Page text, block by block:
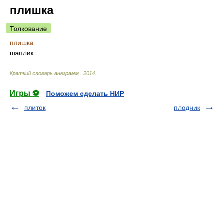
плишка
Толкование
плишка
шаплик
Краткий словарь анаграмм 2014
Игры ⚽
Поможем сделать НИР
плиток
плодник